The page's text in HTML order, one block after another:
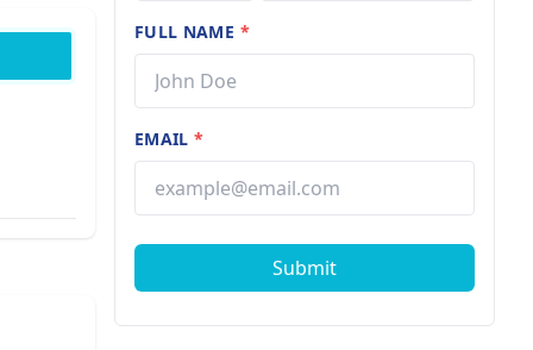
FULL NAME *
EMAIL*
Submit